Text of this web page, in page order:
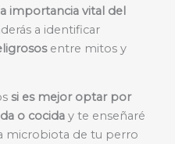
importancia vital del
a identificar
entre mitos y
si es mejor optar por
o cocida y te enseñaré
microbiota de tu perro